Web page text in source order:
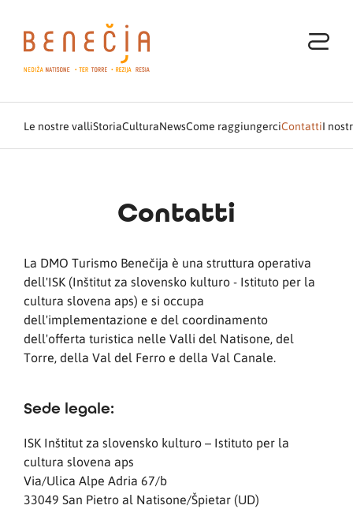
Le nostre valliStoriaCulturaNewsCome raggiungerciContattiI
Contatti
La DMO Turismo Benečija è una struttura operativa
dell'ISK (Inštitut za slovensko kulturo - Istituto per la
cultura slovena aps) e si occupa
dell'implementazione e del coordinamento
dell'offerta turistica nelle Valli del Natisone, del
Torre, della Val del Ferro e della Val Canale.
Sede legale:
ISK Inštitut za slovensko kulturo – Istituto per la
cultura slovena aps
Via/Ulica Alpe Adria 67/b
33049 San Pietro al Natisone/Špietar (UD)